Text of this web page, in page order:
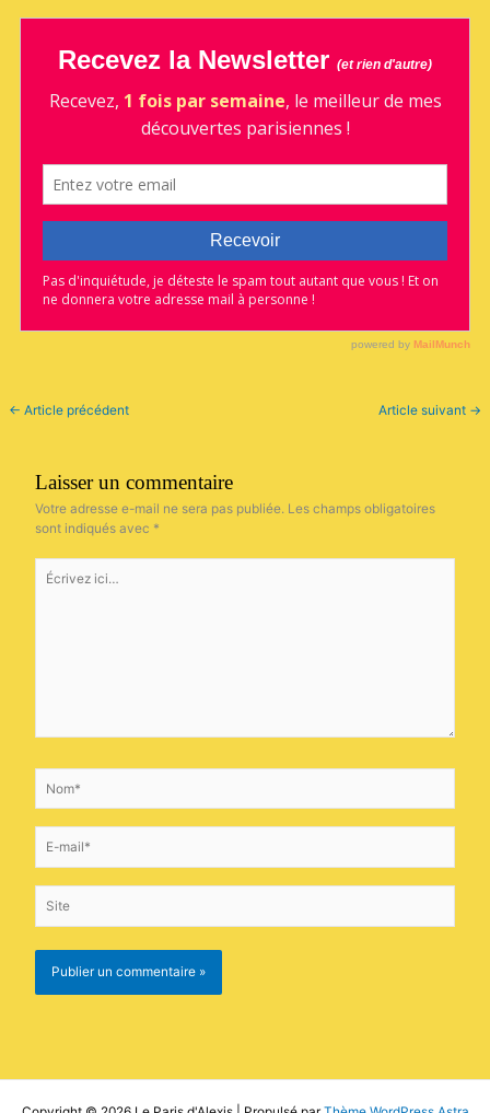
← Article précédent Article suivant →
Laisser un commentaire
Votre adresse e-mail ne sera pas publiée. Les champs obligatoires
sont indiqués avec *
Écrivez
ici…
mail*